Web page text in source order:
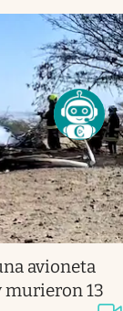
avioneta
murieron 13